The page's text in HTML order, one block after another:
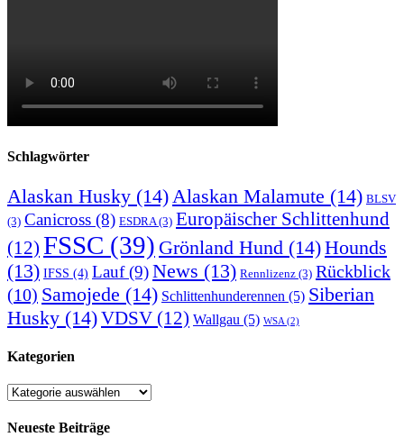
Schlagwörter
Alaskan Husky (14) Alaskan Malamute (14) BLSV
(3) Canicross (8) ESDRA (3) Europäischer Schlittenhund
(12) FSSC (39) Grönland Hund (14)Hounds
(13) IFSS (4) Lauf(9)News (13) Rennlizenz (3) Rückblick
(10) Samojede (14) Schlittenhunderennen (5) Siberian
Husky (14)VDSV (12) Wallgau (5) WSA (2)
Kategorien
Kategorien
Neueste Beiträge